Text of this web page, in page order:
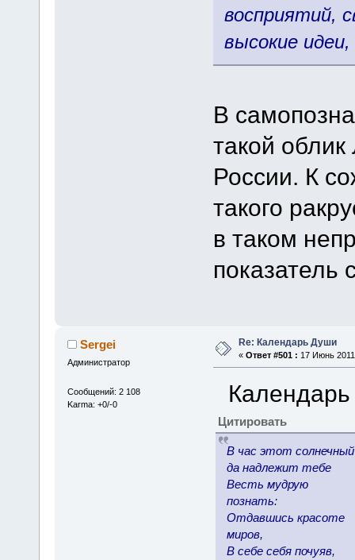
восприятий,
высокие
В
такой
России. К
такого
в таком
показатель
Sergei
Администратор
Сообщений: 2 108
Karma: +0/-0
Re: Календарь Души
« Ответ #501 : 17 Июнь
Цитировать
В час этот солнечный
да надлежит тебе
Весть мудрую
познать:
Отдавшись красоте
миров,
В себе себя почуяв,